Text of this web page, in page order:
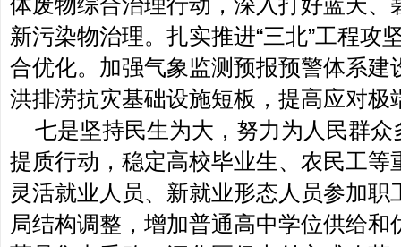
体废物综合治理行动，深入打好蓝天、
新污染物治理。扎实推进“三北”工程攻
合优化。加强气象监测预报预警体系建
洪排涝抗灾基础设施短板，提高应对极
七是坚持民生为大，努力为人民群
提质行动，稳定高校毕业生、农民工等
灵活就业人员、新就业形态人员参加
局结构调整，增加普通高中学位供给